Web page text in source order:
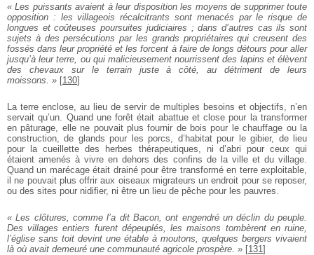
« Les puissants avaient à leur disposition les moyens de supprimer toute
opposition : les villageois récalcitrants sont menacés par le risque de
longues et coûteuses poursuites judiciaires ; dans d’autres cas ils sont
sujets à des persécutions par les grands propriétaires qui creusent des
fossés dans leur propriété et les forcent à faire de longs détours pour aller
jusqu’à leur terre, ou qui malicieusement nourrissent des lapins et élèvent
des chevaux sur le terrain juste à côté, au détriment de leurs
moissons. » [130]
La terre enclose, au lieu de servir de multiples besoins et objectifs, n’en
servait qu’un. Quand une forêt était abattue et close pour la transformer
en pâturage, elle ne pouvait plus fournir de bois pour le chauffage ou la
construction, de glands pour les porcs, d’habitat pour le gibier, de lieu
pour la cueillette des herbes thérapeutiques, ni d’abri pour ceux qui
étaient amenés à vivre en dehors des confins de la ville et du village.
Quand un marécage était drainé pour être transformé en terre exploitable,
il ne pouvait plus offrir aux oiseaux migrateurs un endroit pour se reposer,
ou des sites pour nidifier, ni être un lieu de pêche pour les pauvres.
« Les clôtures, comme l’a dit Bacon, ont engendré un déclin du peuple.
Des villages entiers furent dépeuplés, les maisons tombèrent en ruine,
l’église sans toit devint une étable à moutons, quelques bergers vivaient
là où avait demeuré une communauté agricole prospère. » [131]